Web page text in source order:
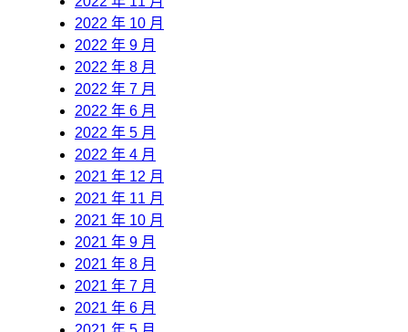
2022 年 10 月
2022 年 9 月
2022 年 8 月
2022 年 7 月
2022 年 6 月
2022 年 5 月
2022 年 4 月
2021 年 12 月
2021 年 11 月
2021 年 10 月
2021 年 9 月
2021 年 8 月
2021 年 7 月
2021 年 6 月